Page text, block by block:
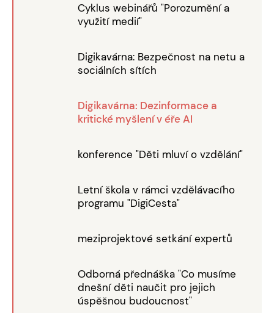
Cyklus webinářů "Porozumění a
využití medií"
Digikavárna: Bezpečnost na netu a
sociálních sítích
Digikavárna: Dezinformace a
kritické myšlení v éře AI
konference "Děti mluví o vzdělání"
Letní škola v rámci vzdělávacího
programu "DigiCesta"
meziprojektové setkání expertů
Odborná přednáška "Co musíme
dnešní děti naučit pro jejich
úspěšnou budoucnost"